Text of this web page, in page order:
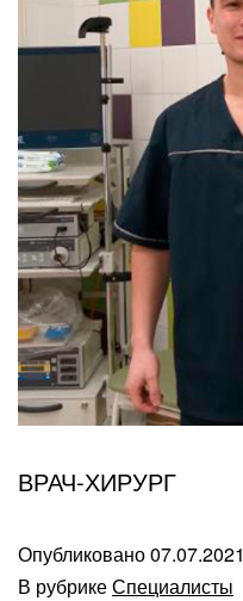
ВРАЧ-ХИРУРГ
Опубликовано07.07.2021
В рубрикеСпециалисты